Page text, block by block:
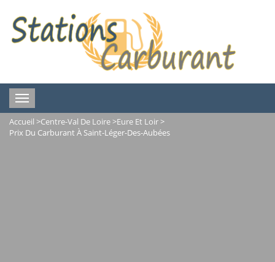
Toggle
navigation
Accueil >Centre-Val De Loire>Eure Et Loir>
Prix Du Carburant À Saint-Léger-Des-Aubées